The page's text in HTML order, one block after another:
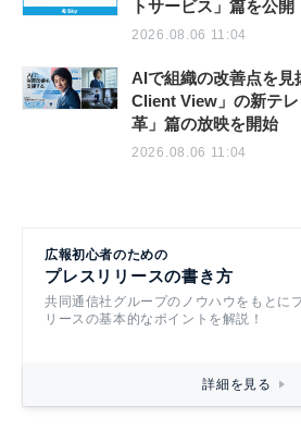
トサービス」篇を公開
2026.08.06 11:04
AIで組織の改善点を見
Client View」の新テ
革」篇の放映を開始
2026.08.06 11:04
広報初心者のための
プレスリリースの書き方
共同通信社グループのノウハウをもとに
リースの基本的なポイントを解説！
詳細を見る